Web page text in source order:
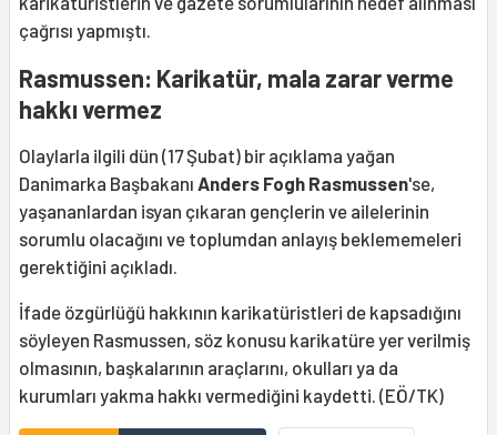
çağrısı yapmıştı.
Rasmussen: Karikatür, mala zarar verme
hakkı vermez
Olaylarla ilgili dün (17 Şubat) bir açıklama yağan
Danimarka Başbakanı Anders Fogh Rasmussen'se,
yaşananlardan isyan çıkaran gençlerin ve ailelerinin
sorumlu olacağını ve toplumdan anlayış beklememeleri
gerektiğini açıkladı.
İfade özgürlüğü hakkının karikatüristleri de kapsadığını
söyleyen Rasmussen, söz konusu karikatüre yer verilmiş
olmasının, başkalarının araçlarını, okulları ya da
kurumları yakma hakkı vermediğini kaydetti. (EÖ/TK)